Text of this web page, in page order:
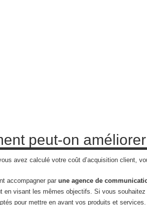
peut-on
avez calculé votre coût d’acquisition client,
accompagner par une agence de
en visant les mêmes objectifs. Si vous
pour mettre en avant vos produits et services.